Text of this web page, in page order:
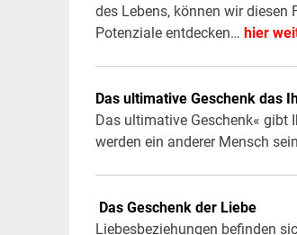
des Lebens, können wir diesen
Potenziale entdecken… hier
Das ultimative Geschenk das
Das ultimative Geschenk« gibt
werden ein anderer Mensch
Das Geschenk der Liebe
Liebesbeziehungen befinden